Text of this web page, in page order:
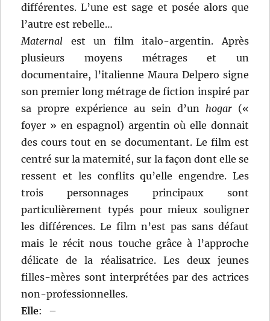
différentes. L’une est sage et posée alors que
l’autre est rebelle…
Maternal est un film italo-argentin. Après
plusieurs moyens métrages et un
documentaire, l’italienne Maura Delpero signe
son premier long métrage de fiction inspiré par
sa propre expérience au sein d’un hogar(«
foyer » en espagnol) argentin où elle donnait
des cours tout en se documentant. Le film est
centré sur la maternité, sur la façon dont elle se
ressent et les conflits qu’elle engendre. Les
trois personnages principaux sont
particulièrement typés pour mieux souligner
les différences. Le film n’est pas sans défaut
mais le récit nous touche grâce à l’approche
délicate de la réalisatrice. Les deux jeunes
filles-mères sont interprétées par des actrices
non-professionnelles.
Elle:
–